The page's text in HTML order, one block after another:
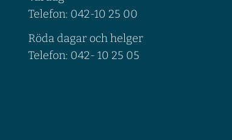
Telefon: 042-10 25 00
Röda dagar och helger
Telefon: 042- 10 25 05